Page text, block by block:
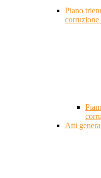
Piano
corruzione
Atti